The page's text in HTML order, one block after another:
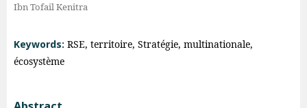
Ibn Tofail Kenitra
Keywords: RSE, territoire, Stratégie, multinationale,
écosystème